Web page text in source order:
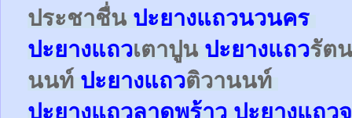
ประชาชื่น ปะยางแถวนวนคร
ปะยางแถวเตาปูน ปะยางแถวรัต
นนท์ ปะยางแถวติวานนท์
ปะยางแถวลาดพร้าว ปะยางแถว